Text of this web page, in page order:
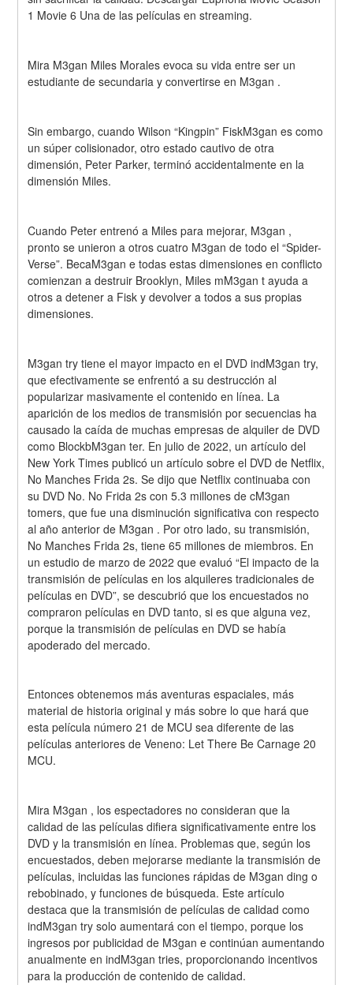
1 Movie 6 Una de las películas en streaming.
Mira M3gan Miles Morales evoca su vida entre ser un
estudiante de secundaria y convertirse en M3gan .
Sin embargo, cuando Wilson “Kingpin” FiskM3gan es como
un súper colisionador, otro estado cautivo de otra
dimensión, Peter Parker, terminó accidentalmente en la
dimensión Miles.
Cuando Peter entrenó a Miles para mejorar, M3gan ,
pronto se unieron a otros cuatro M3gan de todo el “Spider-
Verse”. BecaM3gan e todas estas dimensiones en conflicto
comienzan a destruir Brooklyn, Miles mM3gan t ayuda a
otros a detener a Fisk y devolver a todos a sus propias
dimensiones.
M3gan try tiene el mayor impacto en el DVD indM3gan try,
que efectivamente se enfrentó a su destrucción al
popularizar masivamente el contenido en línea. La
aparición de los medios de transmisión por secuencias ha
causado la caída de muchas empresas de alquiler de DVD
como BlockbM3gan ter. En julio de 2022, un artículo del
New York Times publicó un artículo sobre el DVD de Netflix,
No Manches Frida 2s. Se dijo que Netflix continuaba con
su DVD No. No Frida 2s con 5.3 millones de cM3gan
tomers, que fue una disminución significativa con respecto
al año anterior de M3gan . Por otro lado, su transmisión,
No Manches Frida 2s, tiene 65 millones de miembros. En
un estudio de marzo de 2022 que evaluó “El impacto de la
transmisión de películas en los alquileres tradicionales de
películas en DVD”, se descubrió que los encuestados no
compraron películas en DVD tanto, si es que alguna vez,
porque la transmisión de películas en DVD se había
apoderado del mercado.
Entonces obtenemos más aventuras espaciales, más
material de historia original y más sobre lo que hará que
esta película número 21 de MCU sea diferente de las
películas anteriores de Veneno: Let There Be Carnage 20
MCU.
Mira M3gan , los espectadores no consideran que la
calidad de las películas difiera significativamente entre los
DVD y la transmisión en línea. Problemas que, según los
encuestados, deben mejorarse mediante la transmisión de
películas, incluidas las funciones rápidas de M3gan ding o
rebobinado, y funciones de búsqueda. Este artículo
destaca que la transmisión de películas de calidad como
indM3gan try solo aumentará con el tiempo, porque los
ingresos por publicidad de M3gan e continúan aumentando
anualmente en indM3gan tries, proporcionando incentivos
para la producción de contenido de calidad.